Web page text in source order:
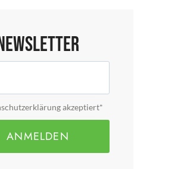
akzeptiert*
ANMELDEN